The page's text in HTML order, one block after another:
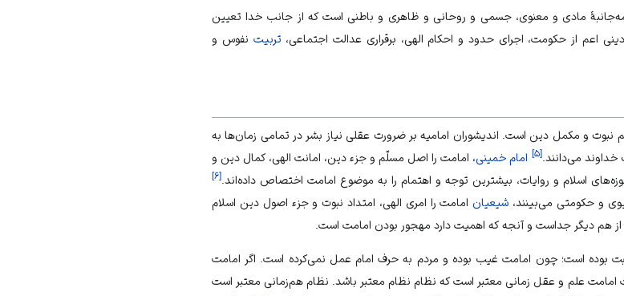
مادی و معنوی، جسمی و روحانی و ظاهری و باطنی است که از جانب خدا تعیین
اعم از حکومت، اجرای حدود و احکام الهی، برقراری عدالت اجتماعی، تربیت نفوس و
نبوت و مکمل دین است. اندیشوران امامیه بر ضرورت عقلی نیاز بشر در تمامی زمان‌ها به
خداوند می‌دانند.[۵] امام خمینی، امامت را اصل مسلّم و جزء دین، امانت الهی، کمال دین و
اسلام و روایات، بیشترین توجه و اهتمام را به موضوع امامت اختصاص داده‌اند.[۶]
و حکومتی می‌بینند، شیعیانامامت را امری الهی، امتداد نبوت و جزء اصول دین اسلام
از هم دیگر جداست و آنجه که اهمیت دارد مهجور بودن امامت است.
بوده است؛ چون امامت غیب بوده و مردم به حرف امام عمل نمی‌کرده است. اگر امامت
علم و عقل زمانی معتبر است که نظام نظام معتبر باشد. نظام هم‌زمانی معتبر است